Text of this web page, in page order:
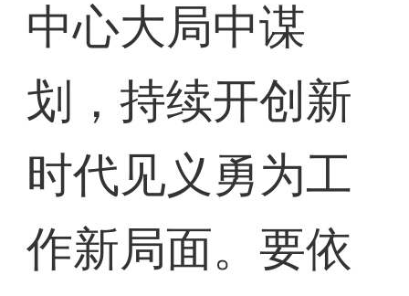
中心大局中谋
划，持续开创新
时代见义勇为工
作新局面。要依